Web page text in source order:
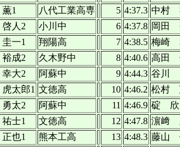
1 八代工業高専 5 4:37.3 中村
人2 小川中 6 4:37.8 岡田
一1 翔陽高 7 4:38.5 梅崎
成2 久木野中 8 4:40.6 高田
大2 阿蘇中 9 4:44.3 谷川
太郎1 文徳高 10 4:46.2 松村
太2 阿蘇中 11 4:46.9 碇 欣
士1 文徳高 12 4:47.8 濵﨑
也1 熊本工高 13 4:48.3 藤山